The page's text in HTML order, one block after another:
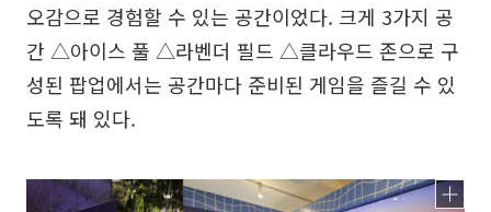
오감으로 경험할 수 있는 공간이었다. 크게 3가지 공
간 △아이스 풀 △라벤더 필드 △클라우드 존으로 구
성된 팝업에서는 공간마다 준비된 게임을 즐길 수 있
도록 돼 있다.